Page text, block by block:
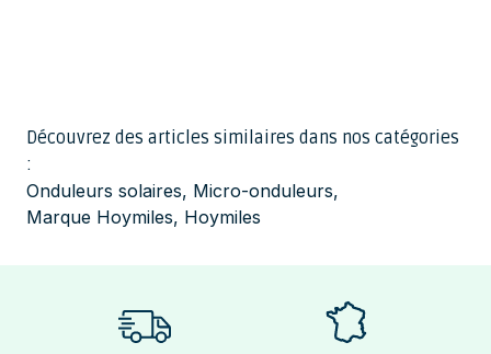
Découvrez des articles similaires dans nos catégories
:
Onduleurs solaires, Micro-onduleurs,
Marque Hoymiles, Hoymiles